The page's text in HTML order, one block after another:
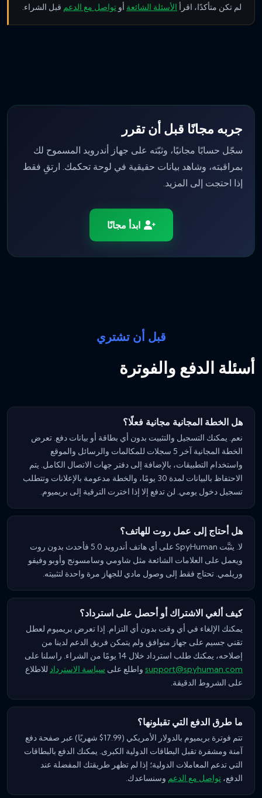
لم تكن متأكدًا، اقرأ الأسئلة الشائعة أو تواصل مع الدعم قبل الشراء.
جربه مجانًا قبل أن تقرر
سجّل حسابًا مجانيًا، وثبّته على جهاز أندرويد المسموح لك
بمراقبته، وشاهد بيانات حقيقية في لوحة تحكمك. ارتقِ فقط
إذا احتجت إلى المزيد.
ابدأ مجانًا
قبل أن تشتري
أسئلة الدفع والفوترة
هل الخطة المجانية مجانية فعلًا؟
نعم. يمكنك التسجيل والتثبيت بدون أي بطاقة أو بيانات دفع. تعرض
الخطة المجانية آخر 5 سجلات للمكالمات والرسائل والموقع
واستخدام التطبيقات، بالإضافة إلى دفتر جهات الاتصال الكامل. يتم
الاحتفاظ بالبيانات لمدة 30 يومًا، والخطة مدعومة بالإعلانات وتتطلب
تسجيل دخول يومي. لن تدفع إلا إذا اخترت الترقية إلى بريميوم.
هل أحتاج إلى عمل روت للهاتف؟
لا. يثبَّت SpyHuman على أي هاتف أندرويد 5.0 فأحدث بدون روت
ويعمل على العلامات الشائعة مثل شاومي وسامسونج وأوبو وفيفو
وريلمي. تحتاج فقط إلى وصول مادي للجهاز مرة واحدة لتثبيته.
كيف ألغي الاشتراك أو أحصل على استرداد؟
يمكنك الإلغاء في أي وقت بدون أي التزام. إذا تعرض بريميوم لعطل
تقني جسيم على جهاز متوافق ولم يتمكن فريق الدعم لدينا من
إصلاحه، يمكنك طلب استرداد خلال 14 يومًا من الشراء. راسلنا على
support@spyhuman.com واطلع على سياسة الاسترداد للاطلاع
على الشروط الدقيقة.
ما طرق الدفع التي تقبلونها؟
تتم فوترة بريميوم بالدولار الأمريكي (17.99$ شهريًا) عبر صفحة دفع
آمنة ومشفرة تقبل البطاقات الدولية الكبرى. يمكنك الدفع بالبطاقات
التي تدعم المعاملات الدولية؛ إذا لم تظهر طريقتك المفضلة عند
الدفع، تواصل مع الدعم وسنساعدك.